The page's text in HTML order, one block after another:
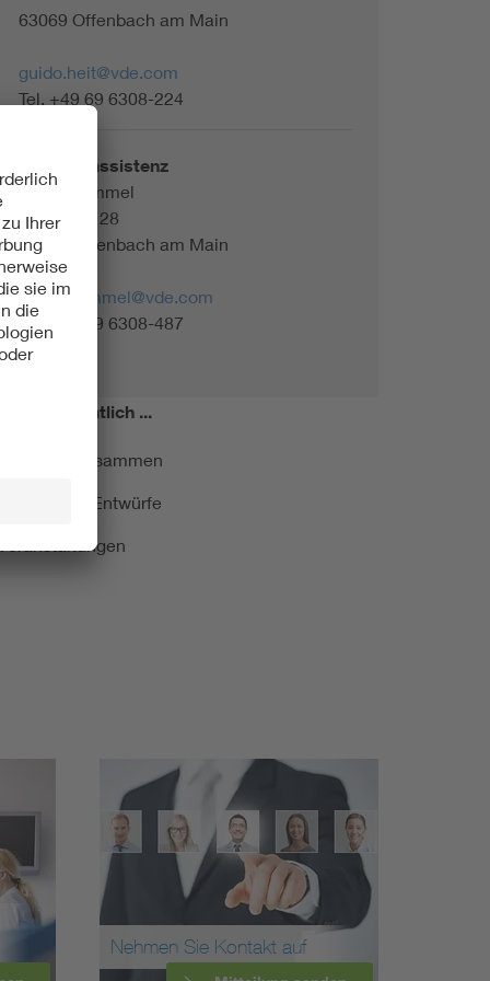
63069 Offenbach am Main
guido.heit@vde.com
Tel. +49 69 6308-224
Referatsassistenz
Ingrid Hummel
Merianstr. 28
63069 Offenbach am Main
ingrid.hummel@vde.com
Tel. +49 69 6308-487
Monatlich ...
kurz zusammen
und Entwürfe
Nehmen Sie Kontakt auf